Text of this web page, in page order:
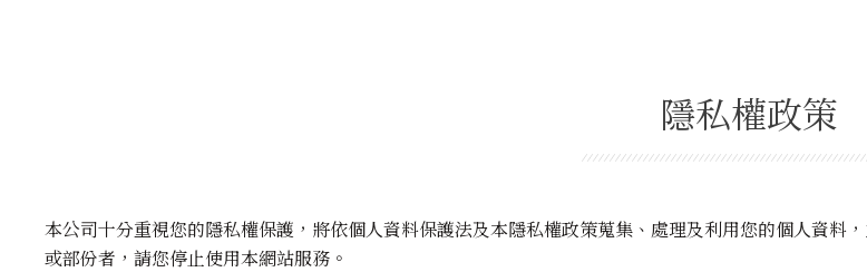
隱私權政策
本公司十分重視您的隱私權保護，將依個人資料保護法及本隱私權政策蒐集、處理及利用您的個人資料
或部份者，請您停止使用本網站服務。